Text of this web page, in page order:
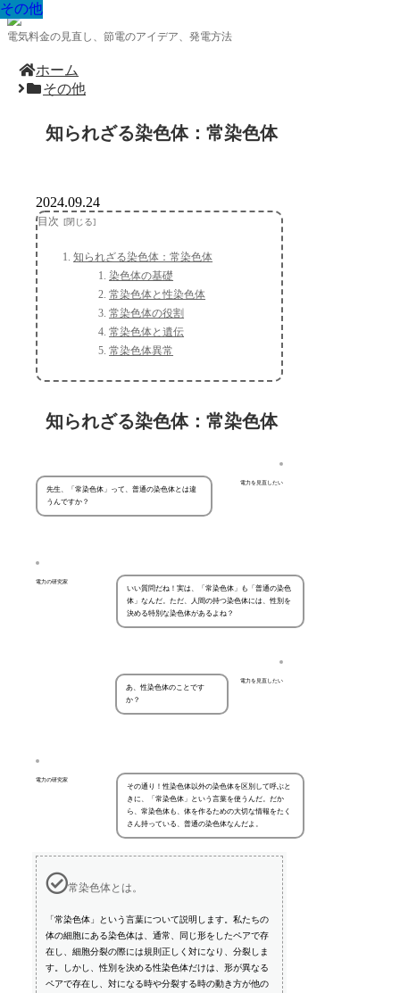
電気料金の見直し、節電のアイデア、発電方法
ホーム
その他
知られざる染色体：常染色体
その他
2024.09.24
目次
知られざる染色体：常染色体
染色体の基礎
常染色体と性染色体
常染色体の役割
常染色体と遺伝
常染色体異常
知られざる染色体：常染色体
電力を見直したい
先生、「常染色体」って、普通の染色体とは違
うんですか？
電力の研究家
いい質問だね！実は、「常染色体」も「普通の染色
体」なんだ。ただ、人間の持つ染色体には、性別を
決める特別な染色体があるよね？
電力を見直したい
あ、性染色体のことです
か？
電力の研究家
その通り！性染色体以外の染色体を区別して呼ぶと
きに、「常染色体」という言葉を使うんだ。だか
ら、常染色体も、体を作るための大切な情報をたく
さん持っている、普通の染色体なんだよ。
常染色体とは。
「常染色体」という言葉について説明します。私たちの
体の細胞にある染色体は、通常、同じ形をしたペアで存
在し、細胞分裂の際には規則正しく対になり、分裂しま
す。しかし、性別を決める性染色体だけは、形が異なる
ペアで存在し、対になる時や分裂する時の動き方が他の
その他
その他
その他
その他
その他
その他
その他
その他